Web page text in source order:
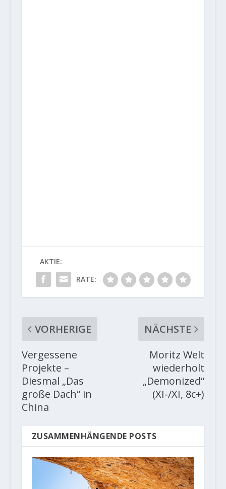
AKTIE:
RATE:
VORHERIGE
Vergessene
Projekte –
Diesmal „Das
große Dach“ in
China
NÄCHSTE
Moritz Welt
wiederholt
„Demonized“
(XI-/XI, 8c+)
ZUSAMMENHÄNGENDE POSTS